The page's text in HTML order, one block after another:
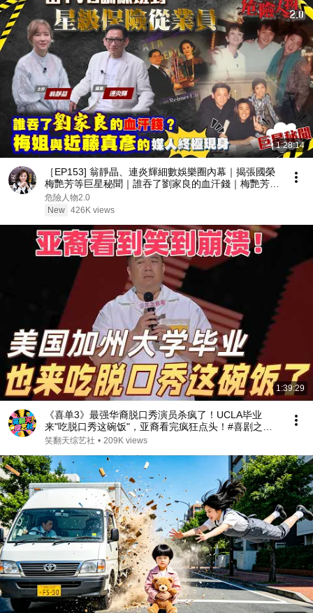
1:28:14
［EP153] 翁靜晶、連炎輝細數娛樂圈內幕｜揭張國榮
梅艷芳等巨星秘聞｜誰吞了劉家良的血汗錢｜梅艷芳與
近藤真彥的媒人終極現身｜由TVB訓練班到星級保險從
業員
危險人物2.0
New 426K views
1:39:29
《喜单3》最强华裔脱口秀演员杀疯了！UCLA毕业
来"吃脱口秀这碗饭"，亚裔看完疯狂点头！#喜剧之王
单口季 #脱口秀 #搞笑 #喜剧 #funny #综艺
笑翻天综艺社 • 209K views